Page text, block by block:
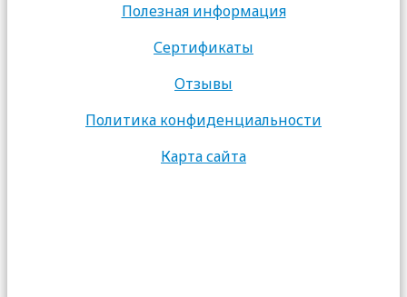
Полезная информация
Сертификаты
Отзывы
Политика конфиденциальности
Карта сайта